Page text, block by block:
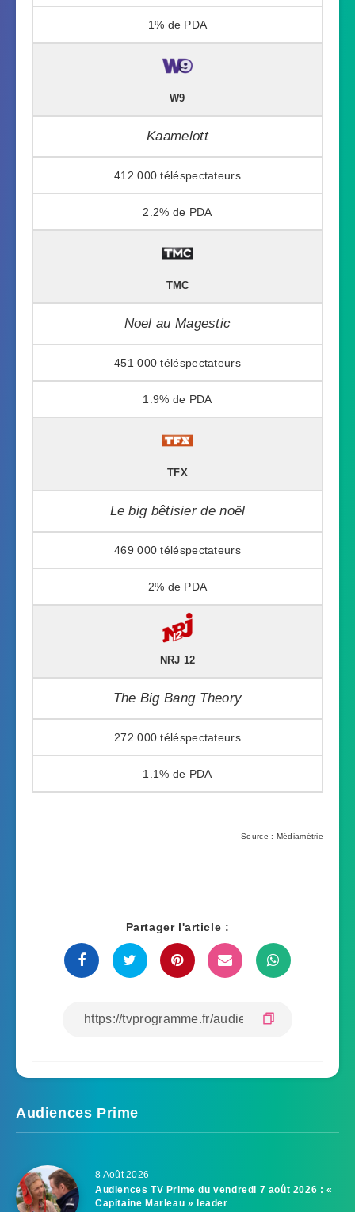
1%
W9
Kaamelott
412 000
2.2%
TMC
Noel au Magestic
451 000
1.9%
TFX
Le big bêtisier de noël
469 000
2%
NRJ 12
The Big Bang Theory
272 000
1.1%
Source : Médiamétrie
Partager l'article :
Audiences Prime
8 Août 2026
Audiences TV Prime du vendredi 7 août 2026 : «
Capitaine Marleau » leader